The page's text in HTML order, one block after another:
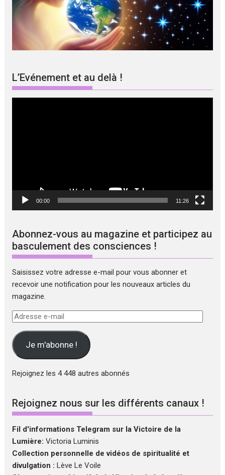
L’Evénement et au delà !
00:00 11:26
Abonnez-vous au magazine et participez au
basculement des consciences !
Saisissez votre adresse e-mail pour vous abonner et
recevoir une notification pour les nouveaux articles du
magazine.
Adresse
mail Je m'abonne !
Rejoignez les 4 448 autres abonnés
Rejoignez nous sur les différents canaux !
Fil d'informations Telegram sur la Victoire de la
Lumière: Victoria Luminis
Collection personnelle de vidéos de spiritualité et
divulgation : Lève Le Voile